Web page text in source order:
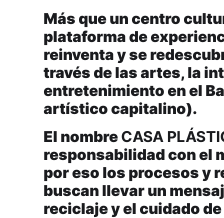
Más que un centro
plataforma de
reinventa y se
través de las artes, la
entretenimiento en el
artístico capitalino).
El nombreCASA
responsabilidad con el
por eso los procesos y
buscan llevar un
reciclaje y el cuidado